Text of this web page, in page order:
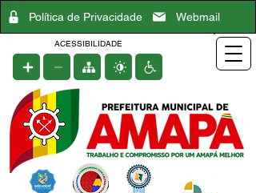
Política de Privacidade Webmail
ACESSIBILIDADE